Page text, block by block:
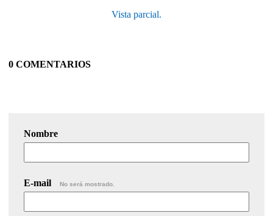
Vista parcial.
0 COMENTARIOS
Nombre
E-mail No será mostrado.